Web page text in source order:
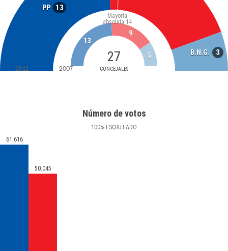
PP 13
B.N.G. 3
27
CONCEJALES
Mayoría
absoluta 14
13
9
5
2011 2007
Número de votos
100% ESCRUTADO
61.616
50.045